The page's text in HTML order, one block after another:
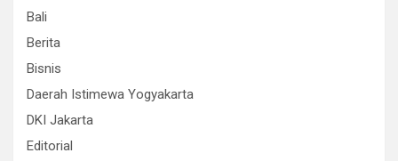
Bali
Berita
Bisnis
Daerah Istimewa Yogyakarta
DKI Jakarta
Editorial